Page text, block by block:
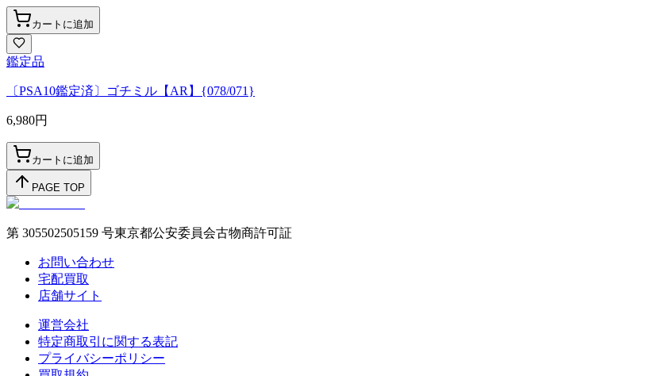
カートに追加
鑑定品
〔PSA10鑑定済〕ゴチミル【AR】{078/071}
6,980円
カートに追加
PAGE TOP
第 305502505159 号東京都公安委員会古物商許可証
お問い合わせ
宅配買取
店舗サイト
運営会社
特定商取引に関する表記
プライバシーポリシー